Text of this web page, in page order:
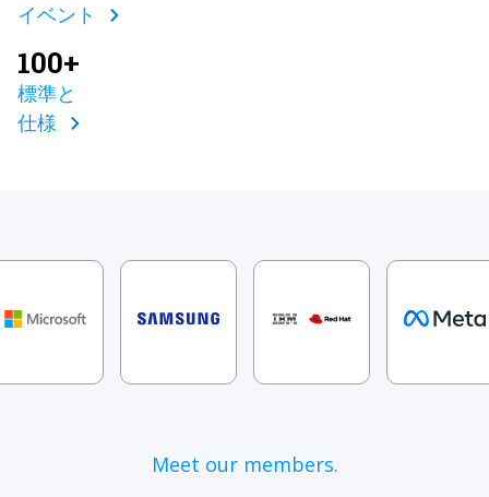
イベント
100+
標準と
仕様
Meet our members.